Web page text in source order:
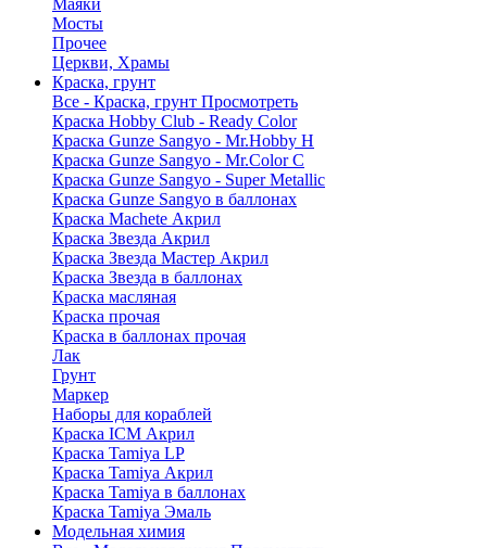
Маяки
Мосты
Прочее
Церкви, Храмы
Краска, грунт
Все - Краска, грунт Просмотреть
Краска Hobby Club - Ready Color
Краска Gunze Sangyo - Mr.Hobby H
Краска Gunze Sangyo - Mr.Color C
Краска Gunze Sangyo - Super Metallic
Краска Gunze Sangyo в баллонах
Краска Machete Акрил
Краска Звезда Акрил
Краска Звезда Мастер Акрил
Краска Звезда в баллонах
Краска масляная
Краска прочая
Краска в баллонах прочая
Лак
Грунт
Маркер
Наборы для кораблей
Краска ICM Акрил
Краска Tamiya LP
Краска Tamiya Акрил
Краска Tamiya в баллонах
Краска Tamiya Эмаль
Модельная химия